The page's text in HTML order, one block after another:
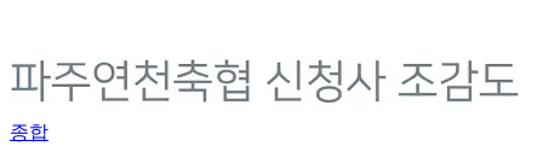
종합